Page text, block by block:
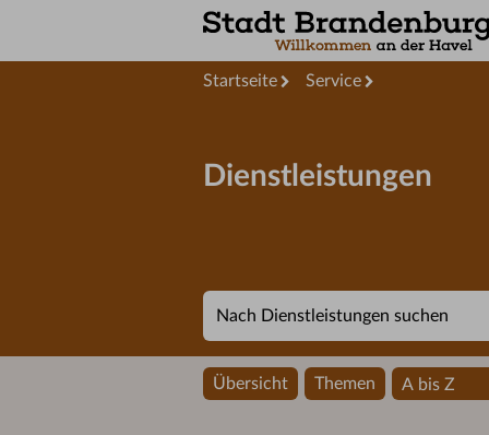
Startseite Service
Dienstleistungen
Übersicht Themen A bis Z